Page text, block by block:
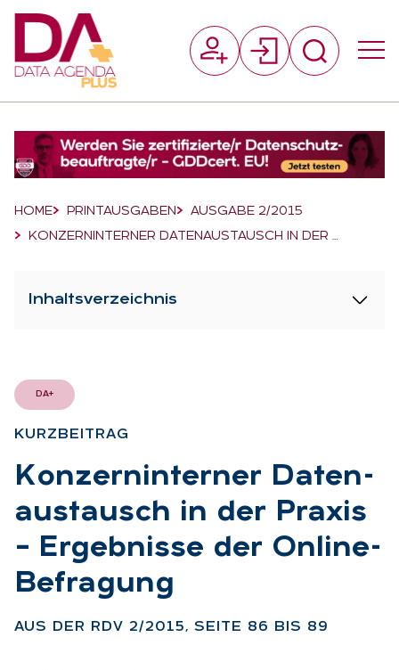
Breadcrumb-Navigation
HOME PRINTAUSGABEN
AUSGABE 2/2015
KONZERNINTERNER DATENAUSTAUSCH IN DER …
Inhaltsverzeichnis
DA+
KURZ­BEI­TRAG
:Kon­zern­in­ter­ner Da­ten­
aus­tausch in der Pra­xis
– Er­geb­nis­se der On­line-
Be­fra­gung
AUS DER RDV 2/2015, SEI­TE 86 BIS 89